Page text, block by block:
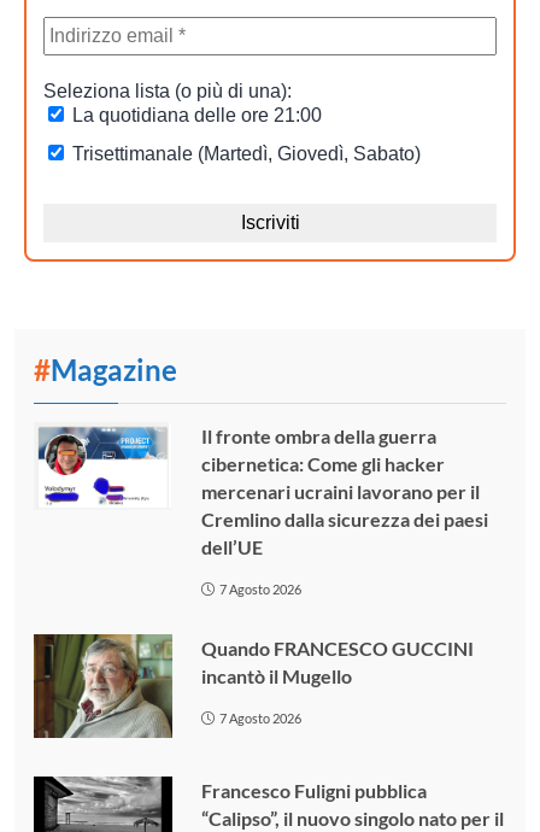
#Magazine
Il fronte ombra della guerra
cibernetica: Come gli hacker
mercenari ucraini lavorano per il
Cremlino dalla sicurezza dei paesi
dell’UE
7 Agosto 2026
Quando FRANCESCO GUCCINI
incantò il Mugello
7 Agosto 2026
Francesco Fuligni pubblica
“Calipso”, il nuovo singolo nato per il